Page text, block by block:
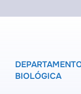
BIOLÓGICA